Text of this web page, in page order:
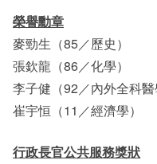
榮譽勳章
麥勁生（85／歷史）
張欽龍（86／化學）
李子健（92／內外全科醫
崔宇恒（11／經濟學）
行政長官公共服務獎狀